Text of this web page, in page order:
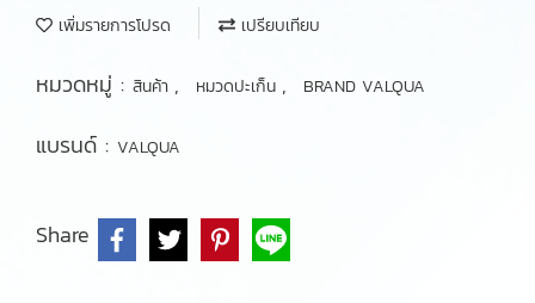
เพิ่มรายการโปรด เปรียบเทียบ
หมวดหมู่ : สินค้า , หมวดปะเก็น , BRAND VALQUA
แบรนด์ : VALQUA
Share